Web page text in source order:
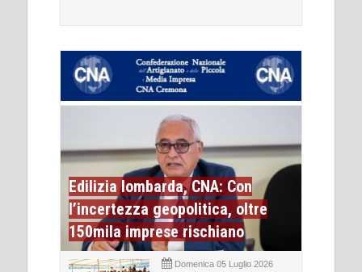
Edilizia lombarda, CNA: Con
l’incertezza geopolitica, oltre
150mila imprese rischiano
Domenica 05 Luglio 2026